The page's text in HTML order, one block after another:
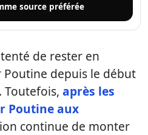
source préférée
de rester en
Poutine depuis le début
Toutefois, après les
Poutine aux
continue de monter